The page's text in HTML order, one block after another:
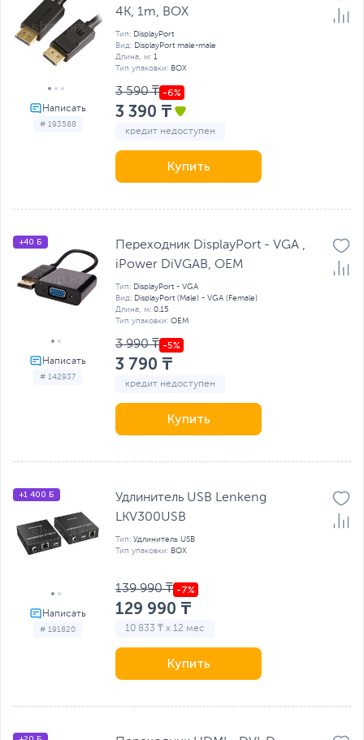
# 193588
4K, 1m, BOX
Тип: DisplayPort
Вид: DisplayPort male-male
Длина, м: 1
Тип упаковки: BOX
3 590 ₸
3 390 ₸
кредит недоступен
Купить
# 142937
+40 Б
Переходник DisplayPort - VGA ,
iPower DiVGAB, OEM
Тип: DisplayPort - VGA
Вид: DisplayPort (Male) - VGA (Female)
Длина, м: 0.15
Тип упаковки: OEM
3 990 ₸
3 790 ₸
кредит недоступен
Купить
# 191820
+1 400 Б
Удлинитель USB Lenkeng
LKV300USB
Тип: Удлинитель USB
Тип упаковки: BOX
139 990 ₸
129 990 ₸
10 833 ₸ x 12 мес
Купить